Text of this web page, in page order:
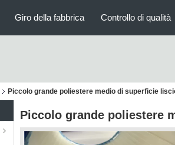
Giro della fabbrica Controllo di qualità
Piccolo grande poliestere medio di superficie
Piccolo grande poliestere